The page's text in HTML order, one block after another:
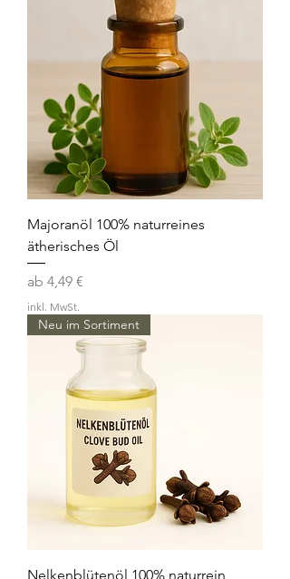
Majoranöl 100% naturreines
ätherisches Öl
ab 4,49 €
Sale-Preis
inkl. MwSt.
Neu im Sortiment
Nelkenblütenöl 100% naturrein